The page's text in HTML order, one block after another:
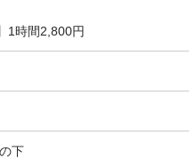
1時間2,800円
下